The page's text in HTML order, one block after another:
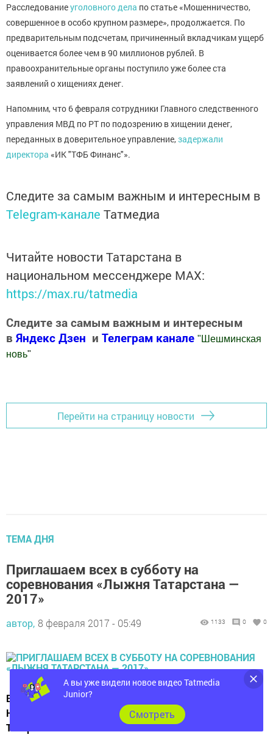
Расследованиеуголовного дела по статье «Мошенничество,
совершенное в особо крупном размере», продолжается. По
предварительным подсчетам, причиненный вкладчикам ущерб
оценивается более чем в 90 миллионов рублей. В
правоохранительные органы поступило уже более ста
заявлений о хищениях денег.
Напомним, что 6 февраля сотрудники Главного следственного
управления МВД по РТ по подозрению в хищении денег,
переданных в доверительное управление,задержали
директора «ИК "ТФБ Финанс"».
Следите за самым важным и интересным в
Telegram-канале Татмедиа
Читайте новости Татарстана в
национальном мессенджере MАХ:
https://max.ru/tatmedia
Следите за самым важным и интересным
в Яндекс Дзен и Телеграм канале " Шешминская
новь"
Перейти на страницу новости
ТЕМА ДНЯ
Приглашаем всех в субботу на
соревнования «Лыжня Татарстана —
2017»
автор, 8 февраля 2017 - 05:49 1133 0 0
В рамках зимнего фестиваля ВФСК ГТО 11 февраля в
Новошешминском районе состоится «Лыжня
Татарстана-2017».
А вы уже видели новое видео Tatmedia
Junior?
Cмотреть